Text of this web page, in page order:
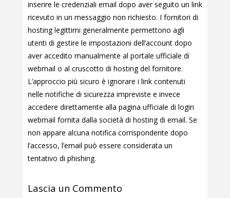
inserire le credenziali email dopo aver seguito un link
ricevuto in un messaggio non richiesto. I fornitori di
hosting legittimi generalmente permettono agli
utenti di gestire le impostazioni dell’account dopo
aver accedito manualmente al portale ufficiale di
webmail o al cruscotto di hosting del fornitore.
L’approccio più sicuro è ignorare i link contenuti
nelle notifiche di sicurezza impreviste e invece
accedere direttamente alla pagina ufficiale di login
webmail fornita dalla società di hosting di email. Se
non appare alcuna notifica corrispondente dopo
l’accesso, l’email può essere considerata un
tentativo di phishing.
Lascia un Commento